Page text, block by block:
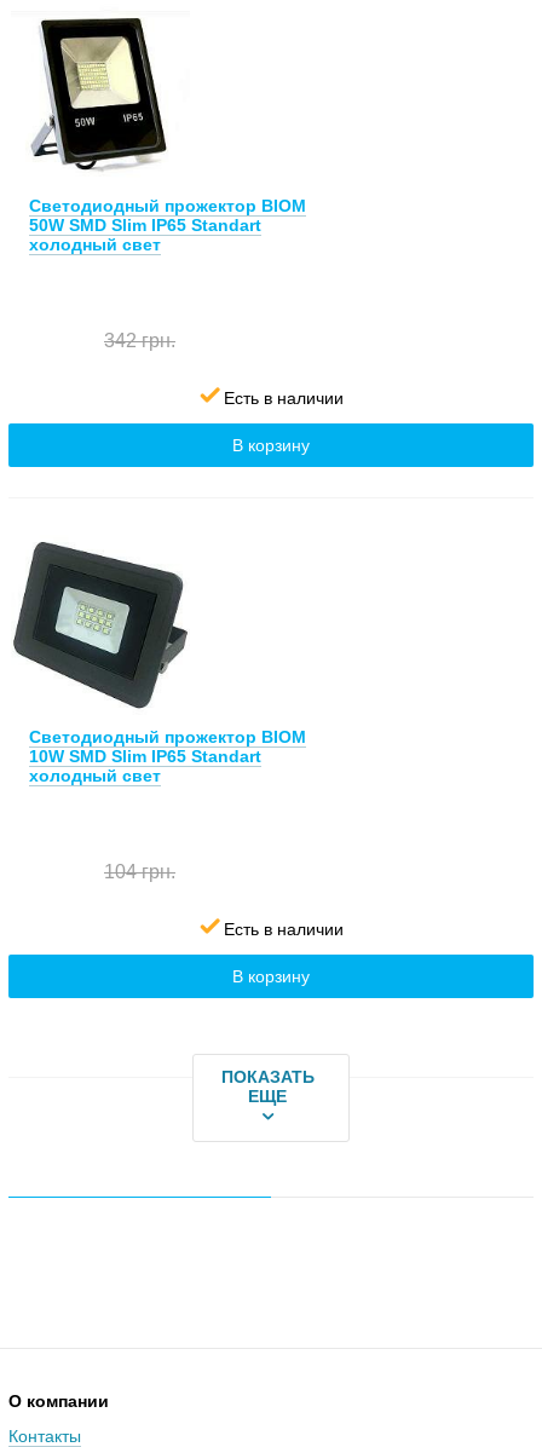
Светодиодный прожектор BIOM
50W SMD Slim IP65 Standart
холодный свет
342 грн.
Есть в наличии
В корзину
Светодиодный прожектор BIOM
10W SMD Slim IP65 Standart
холодный свет
104 грн.
Есть в наличии
В корзину
ПОКАЗАТЬ
ЕЩЕ
О компании
Контакты